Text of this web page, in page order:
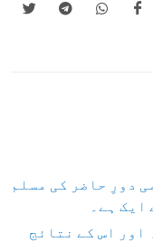
دورِ حاضر کی مسلم
ایک ہے۔
اور اس کے نتائج